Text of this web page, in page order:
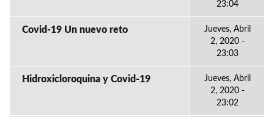
23:04
Covid-19 Un nuevo reto
Jueves, Abril
2, 2020 -
23:03
Hidroxicloroquina y Covid-19
Jueves, Abril
2, 2020 -
23:02